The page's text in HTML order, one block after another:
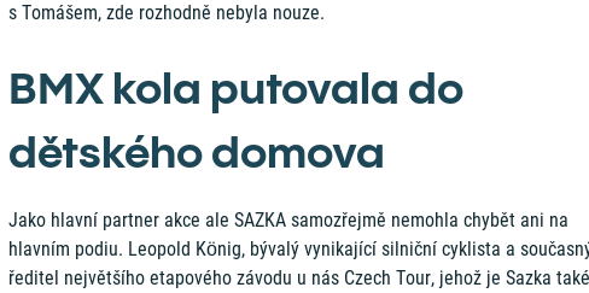
s Tomášem, zde rozhodně nebyla nouze.
BMX kola putovala do
dětského domova
Jako hlavní partner akce ale SAZKA samozřejmě nemohla chybět ani na
hlavním podiu. Leopold König, bývalý vynikající silniční cyklista a
ředitel největšího etapového závodu u nás Czech Tour, jehož je Sazka také